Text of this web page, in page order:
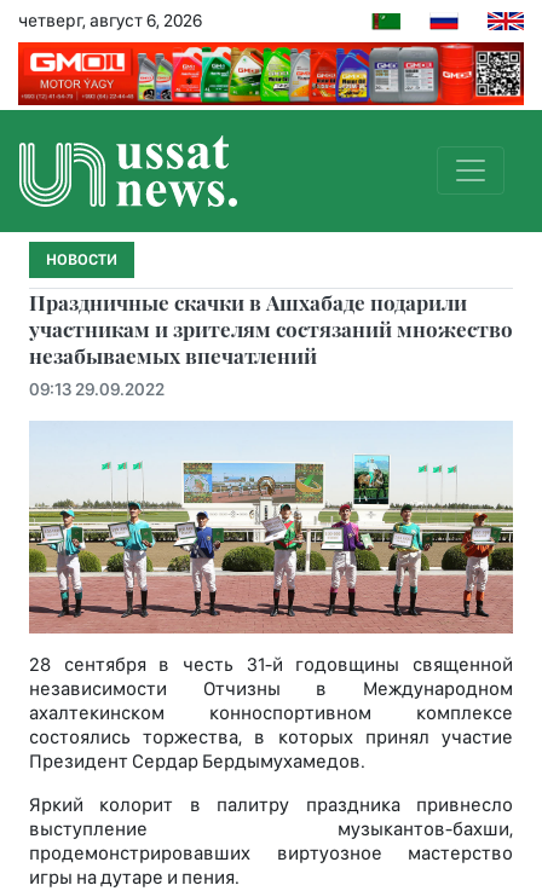
четверг, август 6, 2026
НОВОСТИ
Праздничные скачки в Ашхабаде подарили
участникам и зрителям состязаний множество
незабываемых впечатлений
09:13 29.09.2022
28 сентября в честь 31-й годовщины священной
независимости Отчизны в Международном
ахалтекинском конноспортивном комплексе
состоялись торжества, в которых принял участие
Президент Сердар Бердымухамедов.
Яркий колорит в палитру праздника привнесло
выступление музыкантов-бахши,
продемонстрировавших виртуозное мастерство
игры на дутаре и пения.